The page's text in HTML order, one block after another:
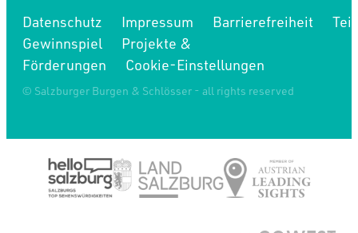
Datenschutz Impressum Barrierefreiheit
Gewinnspiel
Projekte &
Förderungen
Cookie-Einstellungen
© Salzburger Burgen & Schlösser - all rights reserved